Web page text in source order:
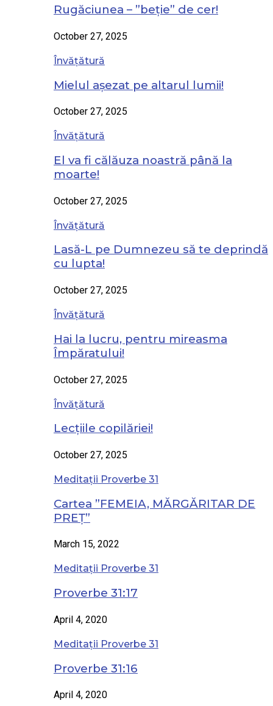
Rugăciunea – ”beție” de cer!
October 27, 2025
Învățătură
Mielul așezat pe altarul lumii!
October 27, 2025
Învățătură
El va fi călăuza noastră până la
moarte!
October 27, 2025
Învățătură
Lasă-L pe Dumnezeu să te deprindă
cu lupta!
October 27, 2025
Învățătură
Hai la lucru, pentru mireasma
Împăratului!
October 27, 2025
Învățătură
Lecțiile copilăriei!
October 27, 2025
Meditații Proverbe 31
Cartea ”FEMEIA, MĂRGĂRITAR DE
PREȚ”
March 15, 2022
Meditații Proverbe 31
Proverbe 31:17
April 4, 2020
Meditații Proverbe 31
Proverbe 31:16
April 4, 2020